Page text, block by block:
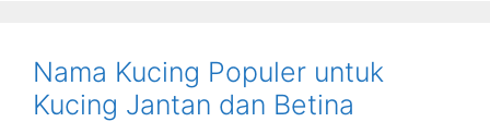
Nama Kucing Populer untuk
Kucing Jantan dan Betina